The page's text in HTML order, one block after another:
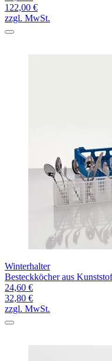
122,00 €
zzgl. MwSt.
Winterhalter
Besteckköcher aus
24,60 €
32,80 €
zzgl. MwSt.